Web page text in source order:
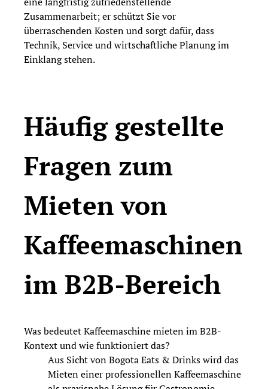
Zusammenarbeit; er schützt Sie vor
überraschenden Kosten und sorgt dafür, dass
Technik, Service und wirtschaftliche Planung im
Einklang stehen.
Häufig gestellte
Fragen zum
Mieten von
Kaffeemaschinen
im B2B-Bereich
Was bedeutet Kaffeemaschine mieten im B2B-
Kontext und wie funktioniert das?
Aus Sicht von Bogota Eats & Drinks wird das
Mieten einer professionellen Kaffeemaschine